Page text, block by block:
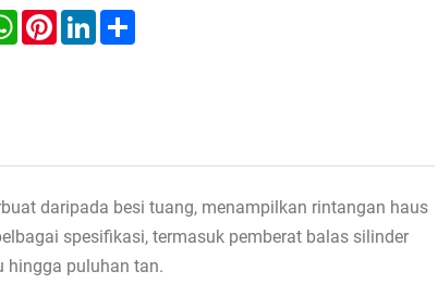
WhatsApp
PinterestLinkedInShare
daripada besi tuang, menampilkan rintangan haus
spesifikasi, termasuk pemberat balas silinder
hingga puluhan tan.